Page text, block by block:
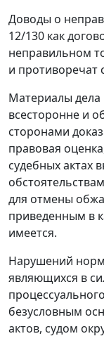
Доводы о
12/130 как
неправильном
и противоречат
Материалы дела
всесторонне и
сторонами
правовая
судебных актах
для отмены
приведенным в
имеется.
Нарушений
являющихся в
безусловным
актов, судом